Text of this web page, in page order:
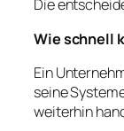
Die
Wie schnell
Ein
seine
weiterhin